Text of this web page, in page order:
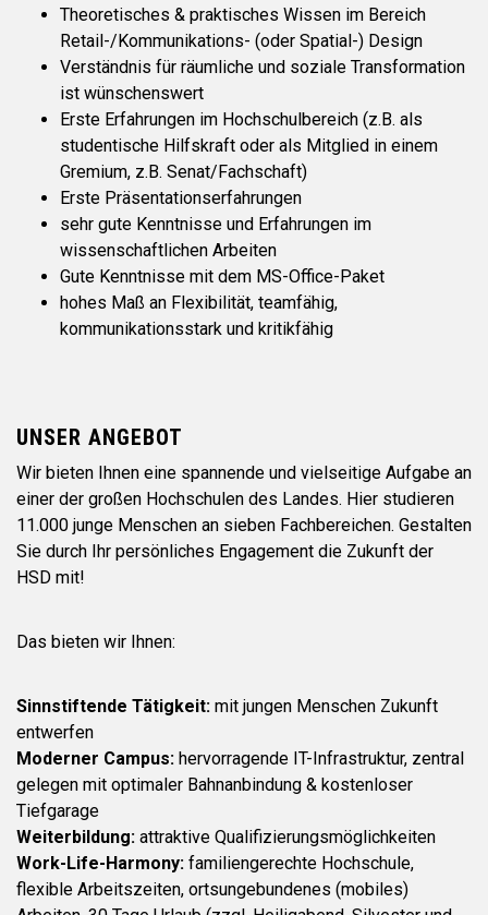
Theoretisches & praktisches Wissen im Bereich
Retail-/Kommunikations- (oder Spatial-) Design
Verständnis für räumliche und soziale Transformation
ist wünschenswert
Erste Erfahrungen im Hochschulbereich (z.B. als
studentische Hilfskraft oder als Mitglied in einem
Gremium, z.B. Senat/Fachschaft)
Erste Präsentationserfahrungen
sehr gute Kenntnisse und Erfahrungen im
wissenschaftlichen Arbeiten
Gute Kenntnisse mit dem MS-Office-Paket
hohes Maß an Flexibilität, teamfähig,
kommunikationsstark und kritikfähig
UNSER ANGEBOT
Wir bieten Ihnen eine spannende und vielseitige Aufgabe an
einer der großen Hochschulen des Landes. Hier studieren
11.000 junge Menschen an sieben Fachbereichen. Gestalten
Sie durch Ihr persönliches Engagement die Zukunft der
HSD mit!
Das bieten wir Ihnen:
Sinnstiftende Tätigkeit: mit jungen Menschen Zukunft
entwerfen
Moderner Campus: hervorragende IT-Infrastruktur, zentral
gelegen mit optimaler Bahnanbindung & kostenloser
Tiefgarage
Weiterbildung: attraktive Qualifizierungsmöglichkeiten
Work-Life-Harmony: familiengerechte Hochschule,
flexible Arbeitszeiten, ortsungebundenes (mobiles)